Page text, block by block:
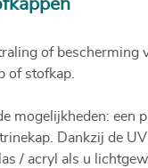
of
of stofkap.
mogelijkheden: een
Dankzij de
/ acryl als u